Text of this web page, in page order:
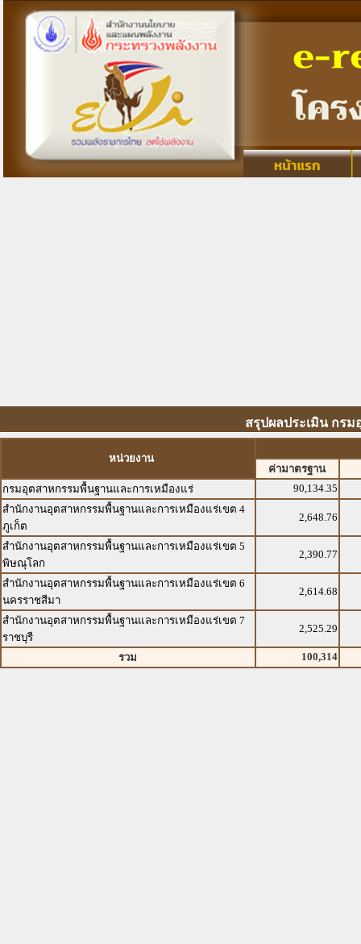
สรุปผลประเมิน กร
หน่วยงาน
ค่ามาตรฐาน
กรมอุตสาหกรรมพื้นฐานและการเหมืองแร่
90,134.35
สำนักงานอุตสาหกรรมพื้นฐานและการเหมืองแร่เขต 4
ภูเก็ต
2,648.76
สำนักงานอุตสาหกรรมพื้นฐานและการเหมืองแร่เขต 5
พิษณุโลก
2,390.77
สำนักงานอุตสาหกรรมพื้นฐานและการเหมืองแร่เขต 6
นครราชสีมา
2,614.68
สำนักงานอุตสาหกรรมพื้นฐานและการเหมืองแร่เขต 7
ราชบุรี
2,525.29
รวม 100,314